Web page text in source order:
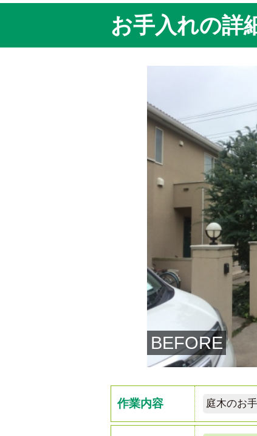
お手入れの詳
BEFORE
作業内容 庭木のお